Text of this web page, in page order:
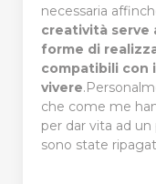
necessaria
creatività serve
forme di
compatibili con
vivere
che come me
per dar vita ad
sono state